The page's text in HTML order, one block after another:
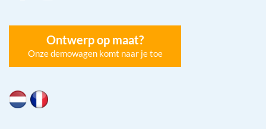
Ontwerp op maat?
Onze demowagen komt naar je toe